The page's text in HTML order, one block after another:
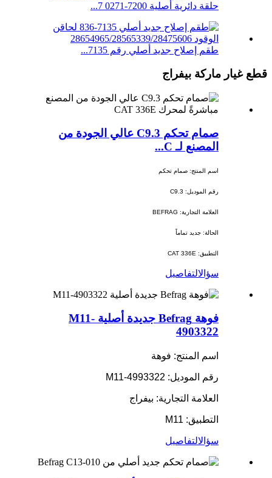
حلقة دائرية أصلية 7200-0271 7...
طقم إصلاح جديد أصلي رقم 7135...
قطع غيار ماركة بيفراج
صمام تحكم C9.3 عالي الجودة من
المصنع لـ C...
اسم المنتج: صمام تحكم
رقم الموديل: C9.3
العلامة التجارية: BEFRAG
الحالة: جديد تماماً
التطبيق: CAT 336E
سؤالالتفاصيل
فوهة Befrag جديدة أصلية M11-
4903322
اسم المنتج: فوهة
رقم الموديل: M11-4993322
العلامة التجارية: بيفراج
التطبيق: M11
سؤالالتفاصيل